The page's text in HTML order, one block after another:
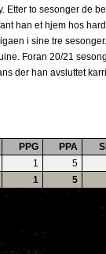
Etter to sesonger de
han et hjem hos
i sine tre
Foran 20/21
der han avsluttet
PPG PPA
1
5
1 5